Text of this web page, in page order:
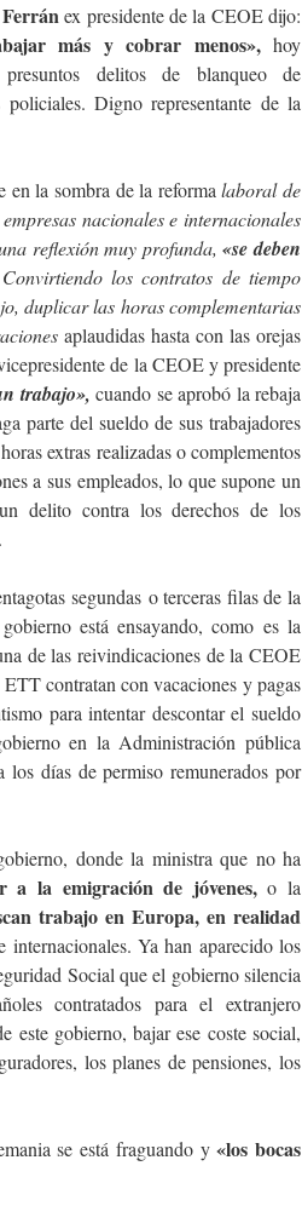
ex presidente de la CEOE dijo:
más y cobrar menos»,hoy
delitos de blanqueo de
policiales. Digno representante de la
en la sombra de la reformalaboral de
nacionales e internacionales
reflexión muy profunda, «se deben
Convirtiendo los contratos de tiempo
duplicar las horas complementarias
aplaudidas hasta con las orejas
de la CEOE y presidente
trabajo», cuando se aprobó la rebaja
parte del sueldo de sus trabajadores
extras realizadas o complementos
a sus empleados, lo que supone un
delito contra los derechos de los
segundas o terceras filas de la
está ensayando, como es la
de las reivindicaciones de la CEOE
contratan con vacaciones y pagas
para intentar descontar el sueldo
en la Administración pública
días de permiso remunerados por
donde la ministra que no ha
a la emigración de jóvenes,o la
trabajo en Europa, en realidad
internacionales. Ya han aparecido los
Social que el gobierno silencia
contratados para el extranjero
este gobierno, bajar ese coste social,
los planes de pensiones, los
se está fraguando y«los bocas